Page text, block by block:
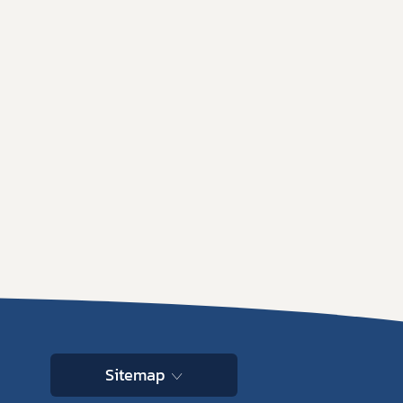
Sitemap